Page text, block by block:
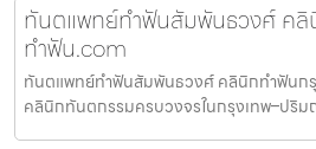
ทันตแพทย์ทำฟันสัมพันธวงศ์ คลิ
ทำฟัน.com
ทันตแพทย์ทำฟันสัมพันธวงศ์ คลินิกทำฟันก
คลินิกทันตกรรมครบวงจรในกรุงเทพ–ปริ